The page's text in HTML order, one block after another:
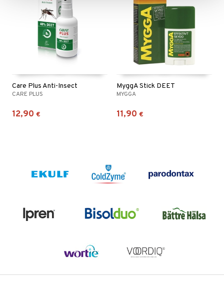
Care Plus Anti-Insect
CARE PLUS
12,90 €
MyggA Stick DEET
MYGGA
11,90 €